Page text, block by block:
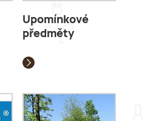
Upomínkové
předměty